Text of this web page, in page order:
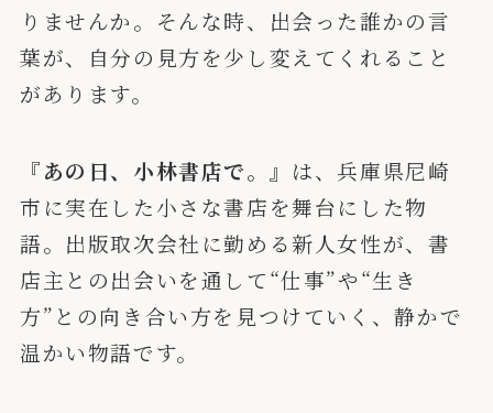
りませんか。そんな時、出会った誰かの言
葉が、自分の見方を少し変えてくれること
があります。
『あの日、小林書店で。』 は、兵庫県尼崎
市に実在した小さな書店を舞台にした物
語。出版取次会社に勤める新人女性が、書
店主との出会いを通して“仕事”や“生き
方”との向き合い方を見つけていく、静かで
温かい物語です。